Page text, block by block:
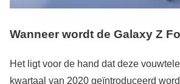
Wanneer wordt de Galaxy Z
Het ligt voor de hand dat deze
kwartaal van 2020 geïntroduceerd